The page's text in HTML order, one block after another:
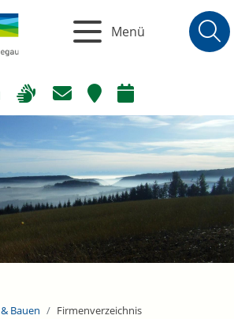
Menü
Bauen Firmenverzeichnis